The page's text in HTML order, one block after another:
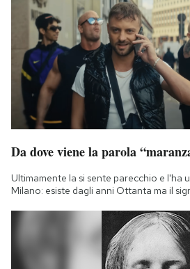
Da dove viene la parola
Ultimamente la si sente parecchio e l'ha
Milano: esiste dagli anni Ottanta ma il